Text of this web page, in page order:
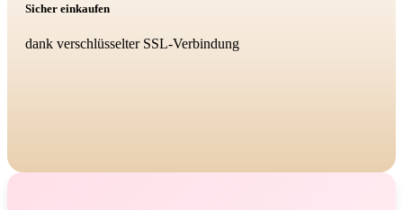
Sicher einkaufen
dank verschlüsselter SSL-Verbindung